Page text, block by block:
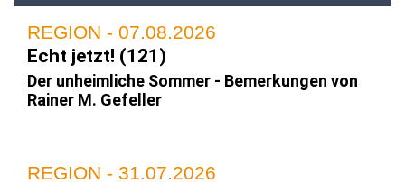
REGION - 07.08.2026
Echt jetzt! (121)
Der unheimliche Sommer - Bemerkungen von
Rainer M. Gefeller
REGION - 31.07.2026